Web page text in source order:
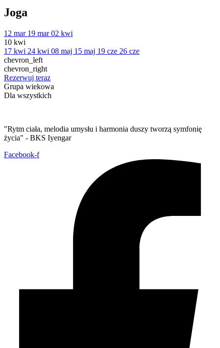
Joga
12 mar 19 mar02 kwi
10 kwi
17 kwi 24 kwi 08 maj 15 maj 19 cze 26 cze
chevron_left
chevron_right
Rezerwuj teraz
Grupa wiekowa
Dla wszystkich
"Rytm ciała, melodia umysłu i harmonia duszy tworzą symfonię
życia" - BKS Iyengar
Facebook-f